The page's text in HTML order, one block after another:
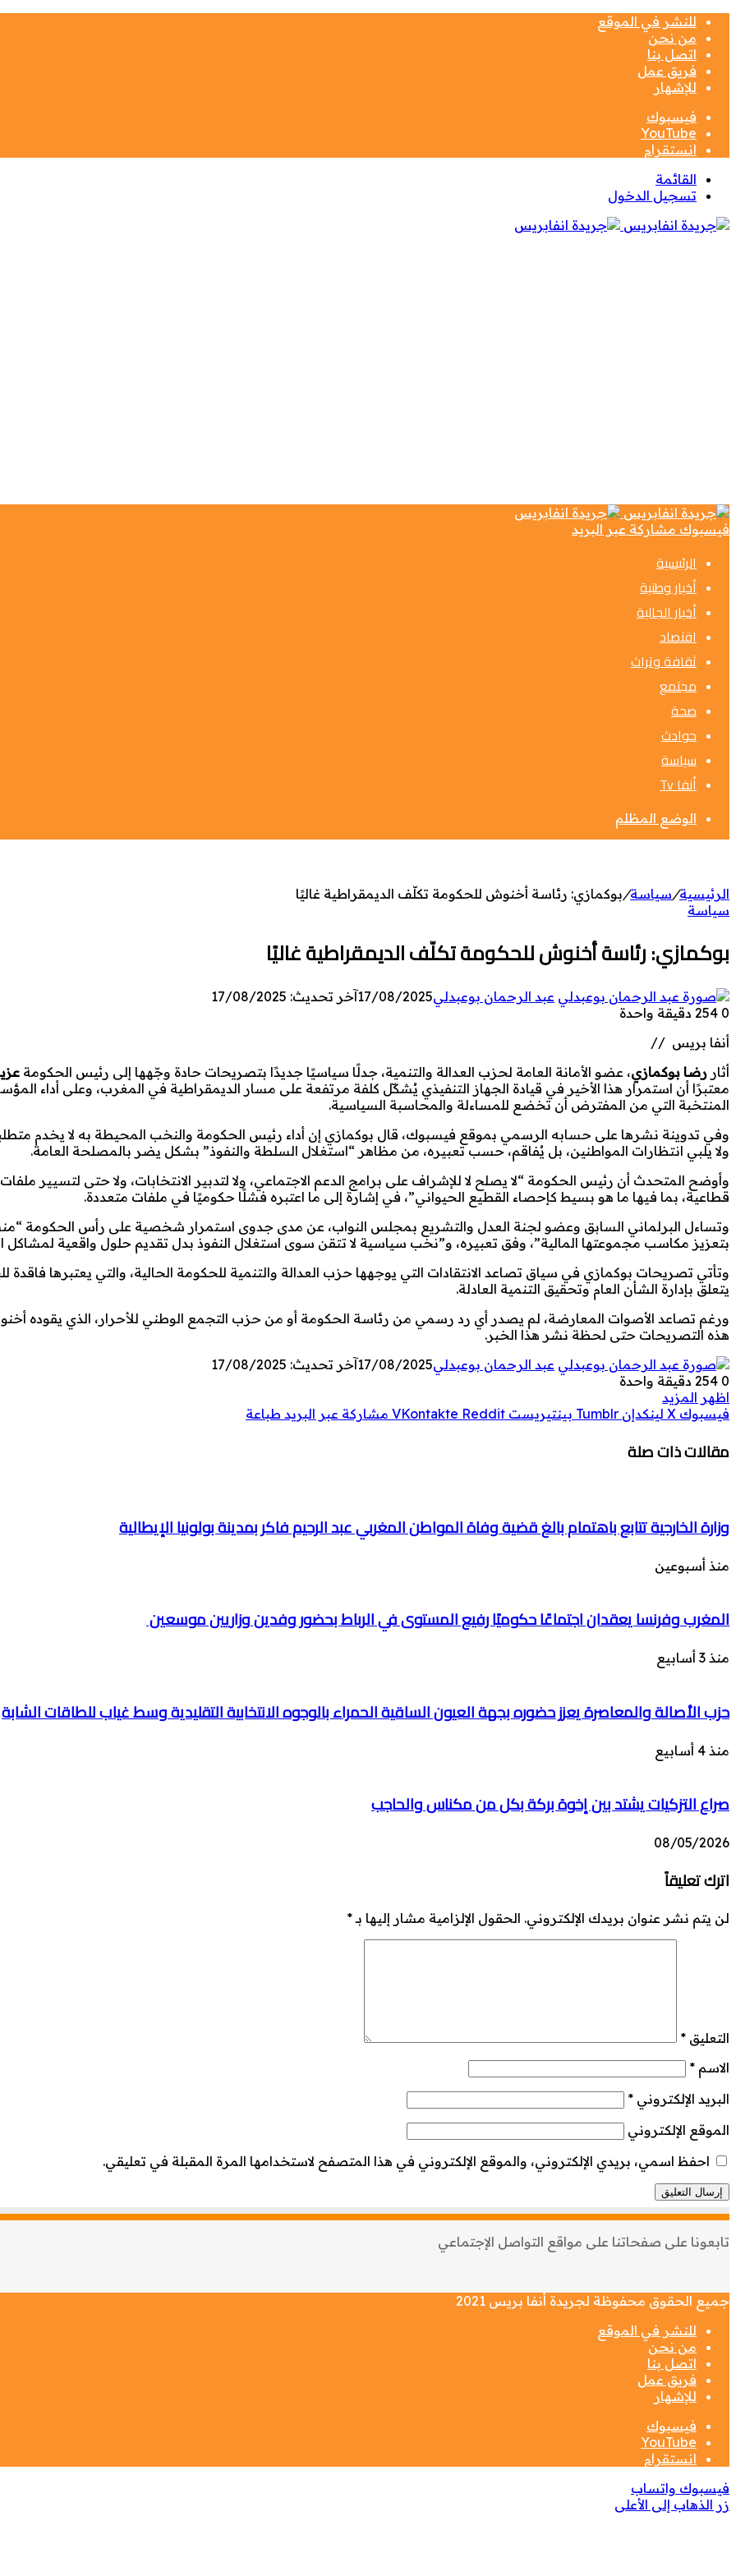
للنشر في الموقع
من نحن
اتصل بنا
فريق عمل
للإشهار
فيسبوك
‫YouTube
انستقرام
القائمة
تسجيل الدخول
فيسبوك مشاركة عبر البريد
الرئيسية
أخبار وطنية
أخبار الجالية
اقتصاد
ثقافة وتراث
مجتمع
صحة
حوادث
سياسة
أنفا Tv
الوضع المظلم
الرئيسية/سياسة/بوكمازي: رئاسة أخنوش للحكومة تكلّف الديمقراطية غاليًا
سياسة
بوكمازي: رئاسة أخنوش للحكومة تكلّف الديمقراطية غاليًا
عبد الرحمان بوعبدلي17/08/2025آخر تحديث: 17/08/2025
0
دقيقة واحدة
أنفا بريس //
أثار رضا بوكمازي، عضو الأمانة العامة لحزب العدالة والتنمية، جدلًا سياسيًا جديدًا بتصريحات حادة وجّهها إلى رئيس الحكومة
معتبرًا أن استمرار هذا الأخير في قيادة الجهاز التنفيذي يُشكّل كلفة مرتفعة على مسار الديمقراطية في المغرب، وعلى أداء
المنتخبة التي من المفترض أن تخضع للمساءلة والمحاسبة السياسية.
وفي تدوينة نشرها على حسابه الرسمي بموقع فيسبوك، قال بوكمازي إن أداء رئيس الحكومة والنخب المحيطة به لا يخدم
ولا يلبي انتظارات المواطنين، بل يُفاقم، حسب تعبيره، من مظاهر “استغلال السلطة والنفوذ” بشكل يضر بالمصلحة العامة.
وأوضح المتحدث أن رئيس الحكومة “لا يصلح لا للإشراف على برامج الدعم الاجتماعي، ولا لتدبير الانتخابات، ولا حتى لتسيير
قطاعية، بما فيها ما هو بسيط كإحصاء القطيع الحيواني”، في إشارة إلى ما اعتبره فشلًا حكوميًا في ملفات متعددة.
وتساءل البرلماني السابق وعضو لجنة العدل والتشريع بمجلس النواب، عن مدى جدوى استمرار شخصية على رأس الحكومة
بتعزيز مكاسب مجموعتها المالية”، وفق تعبيره، و”نخب سياسية لا تتقن سوى استغلال النفوذ بدل تقديم حلول واقعية لمشاكل
وتأتي تصريحات بوكمازي في سياق تصاعد الانتقادات التي يوجهها حزب العدالة والتنمية للحكومة الحالية، والتي يعتبرها فاقدة
يتعلق بإدارة الشأن العام وتحقيق التنمية العادلة.
ورغم تصاعد الأصوات المعارضة، لم يصدر أي رد رسمي من رئاسة الحكومة أو من حزب التجمع الوطني للأحرار، الذي يقوده
هذه التصريحات حتى لحظة نشر هذا الخبر.
عبد الرحمان بوعبدلي17/08/2025آخر تحديث: 17/08/2025
0
دقيقة واحدة
اظهر المزيد
فيسبوك ‫X لينكدإن بينتيريست مشاركة عبر البريد طباعة
مقالات ذات صلة
وزارة الخارجية تتابع باهتمام بالغ قضية وفاة المواطن المغربي عبد الرحيم فاكر بمدينة بولونيا الإيطالية
منذ أسبوعين
المغرب وفرنسا يعقدان اجتماعًا حكوميًا رفيع المستوى في الرباط بحضور وفدين وزاريين موسعين
منذ 3 أسابيع
حزب الأصالة والمعاصرة يعزز حضوره بجهة العيون الساقية الحمراء بالوجوه الانتخابية التقليدية وسط غياب للطاقات الشابة
منذ 4 أسابيع
صراع التزكيات يشتد بين إخوة بركة بكل من مكناس والحاجب
08/05/2026
اترك تعليقاً
لن يتم نشر عنوان بريدك الإلكتروني. الحقول الإلزامية مشار إليها بـ*
التعليق *
الاسم *
البريد الإلكتروني *
الموقع الإلكتروني
احفظ اسمي، بريدي الإلكتروني، والموقع الإلكتروني في هذا المتصفح لاستخدامها المرة المقبلة في تعليقي.
تابعونا على صفحاتنا على مواقع التواصل الإجتماعي
جميع الحقوق محفوظة لجريدة أنفا بريس 2021
للنشر في الموقع
من نحن
اتصل بنا
فريق عمل
للإشهار
فيسبوك
‫YouTube
انستقرام
فيسبوك واتساب
زر الذهاب إلى الأعلى